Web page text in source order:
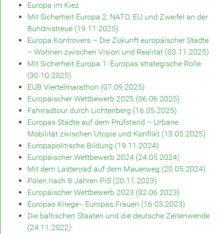
Europa im Kiez
Mit Sicherheit Europa 2: NATO, EU und Zweifel an der
Bündnistreue (19.11.2025)
Europa Kontrovers – Die Zukunft europäischer Städte
– Wohnen zwischen Vision und Realität (03.11.2025)
Mit Sicherheit Europa 1: Europas strategische Rolle
(30.10.2025)
EUB Viertelmarathon (07.09.2025)
Europäischer Wettbewerb 2025 (06.06.2025)
Fahrradtour durch Lichtenberg (16.05.2025)
Europas Städte auf dem Prüfstand – Urbane
Mobilität zwischen Utopie und Konflikt (15.05.2025)
Europapolitische Bildung (19.11.2024)
Europäischer Wettbewerb 2024 (24.05.2024)
Mit dem Lastenrad auf dem Mauerweg (20.05.2024)
Polen nach 8 Jahren PiS (20.11.2023)
Europäischer Wettbewerb 2023 (02.06.2023)
Europas Kriege - Europas Frauen (16.03.2023)
Die baltischen Staaten und die deutsche Zeitenwende
(24.11.2022)